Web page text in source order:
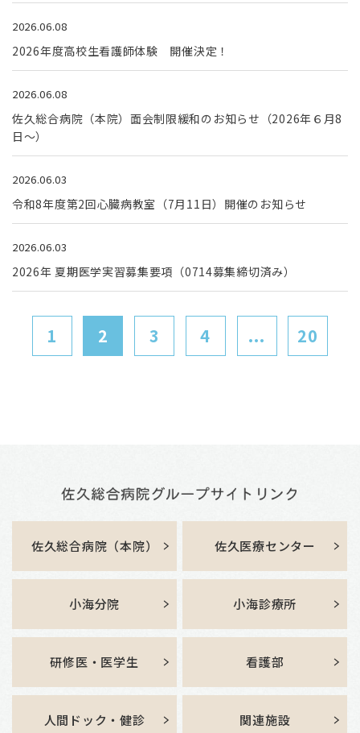
2026.06.08
2026年度高校生看護師体験 開催決定！
2026.06.08
佐久総合病院（本院）面会制限緩和のお知らせ（2026年６月8
日～）
2026.06.03
令和8年度第2回心臓病教室（7月11日）開催のお知らせ
2026.06.03
2026年 夏期医学実習募集要項（0714募集締切済み）
1 2 3 4 ... 20
佐久総合病院（本院） 佐久医療センター
小海分院 小海診療所
研修医・医学生 看護部
人間ドック・健診 関連施設